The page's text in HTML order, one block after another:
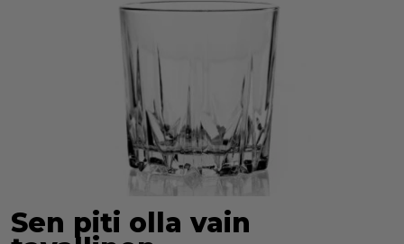
Sen piti olla vain